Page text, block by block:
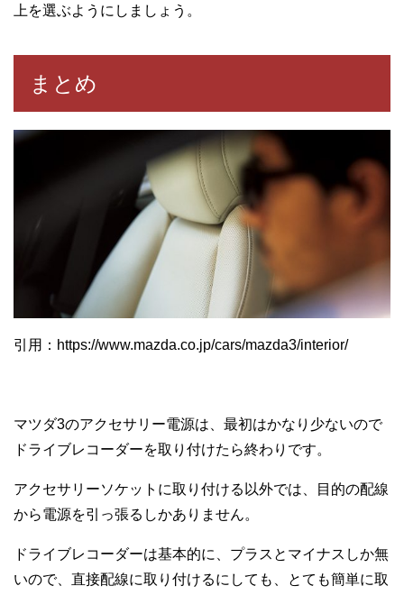
上を選ぶようにしましょう。
まとめ
引用：https://www.mazda.co.jp/cars/mazda3/interior/
マツダ3のアクセサリー電源は、最初はかなり少ないので
ドライブレコーダーを取り付けたら終わりです。
アクセサリーソケットに取り付ける以外では、目的の配線
から電源を引っ張るしかありません。
ドライブレコーダーは基本的に、プラスとマイナスしか無
いので、直接配線に取り付けるにしても、とても簡単に取